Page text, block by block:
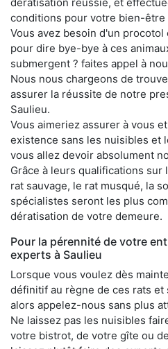
dératisation réussie, et
conditions pour votre bien-être
Vous avez besoin d'un
pour dire bye-bye à ces
submergent ? faites appel à
Nous nous chargeons de
assurer la réussite de notre
Saulieu.
Vous aimeriez assurer à vous
existence sans les nuisibles et
vous allez devoir absolument
Grâce à leurs qualifications sur
rat sauvage, le rat musqué, la
spécialistes seront les plus
dératisation de votre demeure.
Pour la pérennité de votre
experts à Saulieu
Lorsque vous voulez dès
définitif au règne de ces rats
alors appelez-nous sans plus
Ne laissez pas les nuisibles
votre bistrot, de votre gîte ou